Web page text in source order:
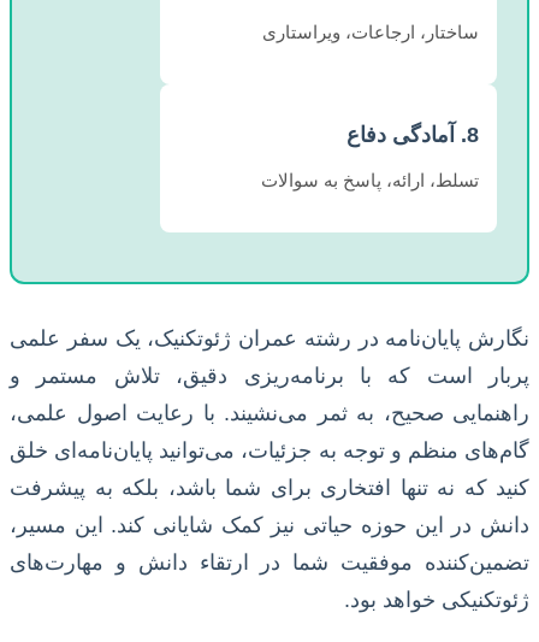
ساختار، ارجاعات، ویراستاری
8. آمادگی دفاع
تسلط، ارائه، پاسخ به سوالات
نگارش پایان‌نامه در رشته عمران ژئوتکنیک، یک سفر علمی
پربار است که با برنامه‌ریزی دقیق، تلاش مستمر و
راهنمایی صحیح، به ثمر می‌نشیند. با رعایت اصول علمی،
گام‌های منظم و توجه به جزئیات، می‌توانید پایان‌نامه‌ای خلق
کنید که نه تنها افتخاری برای شما باشد، بلکه به پیشرفت
دانش در این حوزه حیاتی نیز کمک شایانی کند. این مسیر،
تضمین‌کننده موفقیت شما در ارتقاء دانش و مهارت‌های
ژئوتکنیکی خواهد بود.